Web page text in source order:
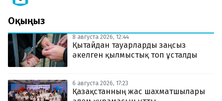
Оқыңыз
8 августа 2026, 12:44
Қытайдан тауарларды заңсыз
әкелген қылмыстық топ ұсталды
6 августа 2026, 17:23
Қазақстанның жас шахматшылары